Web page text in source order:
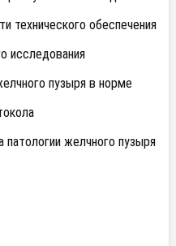
технического обеспечения
исследования
пузыря в норме
патологии желчного пузыря